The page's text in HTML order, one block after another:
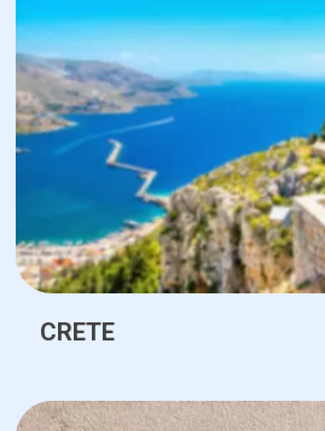
CRETE